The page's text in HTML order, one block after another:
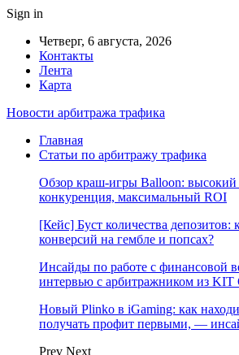
Sign in
Четверг, 6 августа, 2026
Контакты
Лента
Карта
Новости арбитража трафика
Главная
Статьи по арбитражу трафика
Обзор краш-игры Balloon: высокий
конкуренция, максимальный ROI
[Кейс] Буст количества депозитов:
конверсий на гембле и попсах?
Инсайды по работе с финансовой
интервью с арбитражником из KIT
Новый Plinko в iGaming: как
получать профит первыми, —
Prev Next